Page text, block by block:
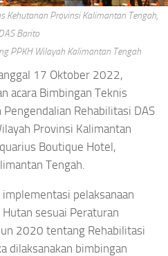
Kehutanan Provinsi Kalimantan Tengah,
Barito
PPKH Wilayah Kalimantan Tengah
17 Oktober 2022,
acara Bimbingan Teknis
Rehabilitasi DAS
Provinsi Kalimantan
Boutique Hotel,
Tengah.
pelaksanaan
sesuai Peraturan
2020 tentang Rehabilitasi
dilaksanakan bimbingan